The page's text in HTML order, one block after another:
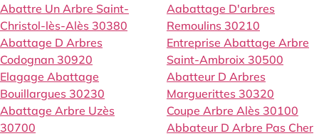
Abattre Un Arbre Saint-
Christol-lès-Alès 30380
Abattage D Arbres
Codognan 30920
Elagage Abattage
Bouillargues 30230
Abattage Arbre Uzès
30700
Aabattage D'arbres
Remoulins 30210
Entreprise Abattage Arbre
Saint-Ambroix 30500
Abatteur D Arbres
Marguerittes 30320
Coupe Arbre Alès 30100
Abbateur D Arbre Pas Cher